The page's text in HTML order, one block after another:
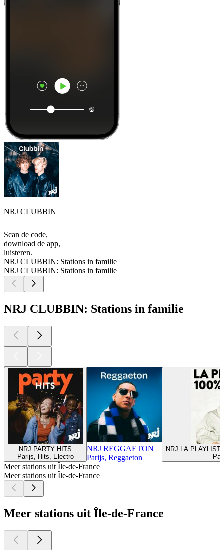
NRJ CLUBBIN
Scan de code,
download de app,
luisteren.
NRJ CLUBBIN: Stations in familie
NRJ CLUBBIN: Stations in familie
NRJ CLUBBIN: Stations in familie
NRJ PARTY HITS
Parijs, Hits, Electro
NRJ REGGAETON
Parijs, Reggaeton
NRJ LA
Meer stations uit Île-de-France
Meer stations uit Île-de-France
Meer stations uit Île-de-France